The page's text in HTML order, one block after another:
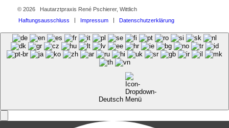
© 2026 Hautarztpraxis René Pschierer, Wittlich
Haftungsausschluss
Impressum Datenschutzerklärung
Deutsch